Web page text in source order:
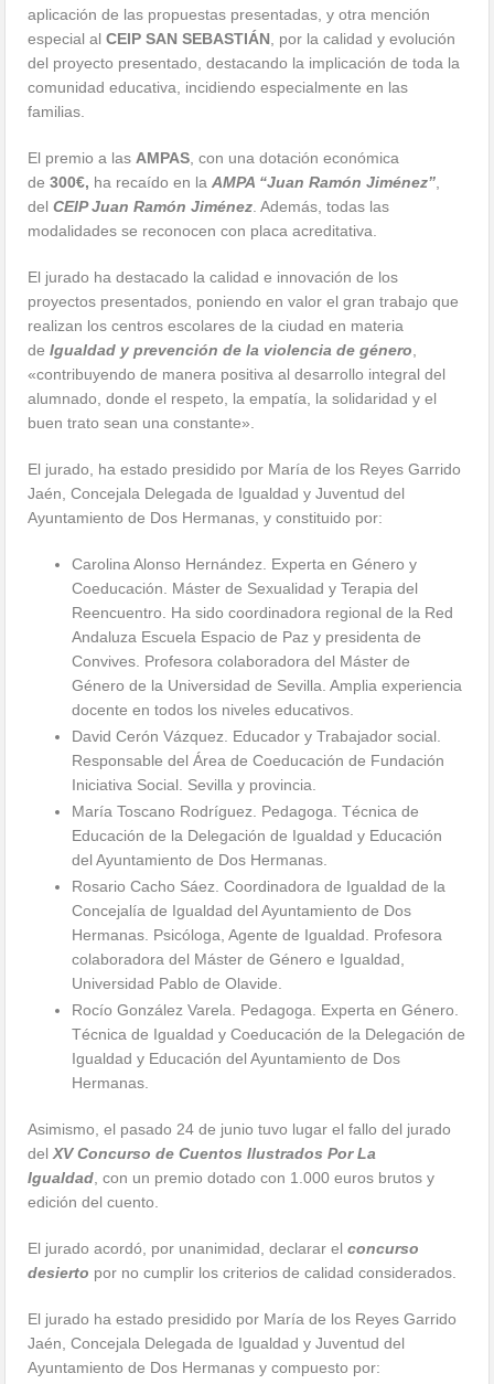
aplicación de las propuestas presentadas, y otra mención
especial alCEIP SAN SEBASTIÁN
por la calidad y evolución
del proyecto presentado, destacando la implicación de toda la
comunidad educativa, incidiendo especialmente en las
familias.
El premio a las AMPAS , con una dotación económica
de300€, ha recaído en laAMPA “Juan Ramón Jiménez”
delCEIP Juan Ramón Jiménez . Además, todas las
modalidades se reconocen con placa acreditativa.
El jurado ha destacado la calidad e innovación de los
proyectos presentados, poniendo en valor el gran trabajo que
realizan los centros escolares de la ciudad en materia
deIgualdad y prevención de la violencia de género
«contribuyendo de manera positiva al desarrollo integral del
alumnado, donde el respeto, la empatía, la solidaridad y el
buen trato sean una constante».
El jurado, ha estado presidido por María de los Reyes Garrido
Jaén, Concejala Delegada de Igualdad y Juventud del
Ayuntamiento de Dos Hermanas, y constituido por:
Carolina Alonso Hernández. Experta en Género y
Coeducación. Máster de Sexualidad y Terapia del
Reencuentro. Ha sido coordinadora regional de la Red
Andaluza Escuela Espacio de Paz y presidenta de
Convives. Profesora colaboradora del Máster de
Género de la Universidad de Sevilla. Amplia experiencia
docente en todos los niveles educativos.
David Cerón Vázquez. Educador y Trabajador social.
Responsable del Área de Coeducación de Fundación
Iniciativa Social. Sevilla y provincia.
María Toscano Rodríguez. Pedagoga. Técnica de
Educación de la Delegación de Igualdad y Educación
del Ayuntamiento de Dos Hermanas.
Rosario Cacho Sáez. Coordinadora de Igualdad de la
Concejalía de Igualdad del Ayuntamiento de Dos
Hermanas. Psicóloga, Agente de Igualdad. Profesora
colaboradora del Máster de Género e Igualdad,
Universidad Pablo de Olavide.
Rocío González Varela. Pedagoga. Experta en Género.
Técnica de Igualdad y Coeducación de la Delegación de
Igualdad y Educación del Ayuntamiento de Dos
Hermanas.
Asimismo, el pasado 24 de junio tuvo lugar el fallo del jurado
delXV Concurso de Cuentos Ilustrados Por La
Igualdad , con un premio dotado con 1.000 euros brutos y
edición del cuento.
El jurado acordó, por unanimidad, declarar elconcurso
desierto por no cumplir los criterios de calidad considerados.
El jurado ha estado presidido por María de los Reyes Garrido
Jaén, Concejala Delegada de Igualdad y Juventud del
Ayuntamiento de Dos Hermanas y compuesto por: